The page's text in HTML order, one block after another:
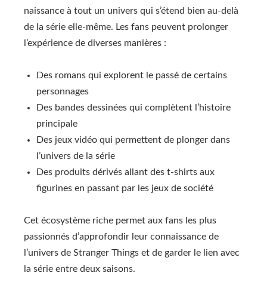
naissance à tout un univers qui s’étend bien au-delà
de la série elle-même. Les fans peuvent prolonger
l’expérience de diverses manières :
Des romans qui explorent le passé de certains
personnages
Des bandes dessinées qui complètent l’histoire
principale
Des jeux vidéo qui permettent de plonger dans
l’univers de la série
Des produits dérivés allant des t-shirts aux
figurines en passant par les jeux de société
Cet écosystème riche permet aux fans les plus
passionnés d’approfondir leur connaissance de
l’univers de Stranger Things et de garder le lien avec
la série entre deux saisons.